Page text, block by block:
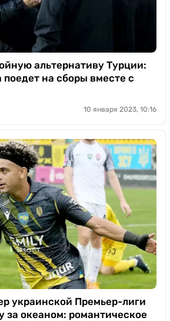
альтернативу Турции:
на сборы вместе с
10 января 2023, 10:16
украинской Премьер-лиги
за океаном: романтическое